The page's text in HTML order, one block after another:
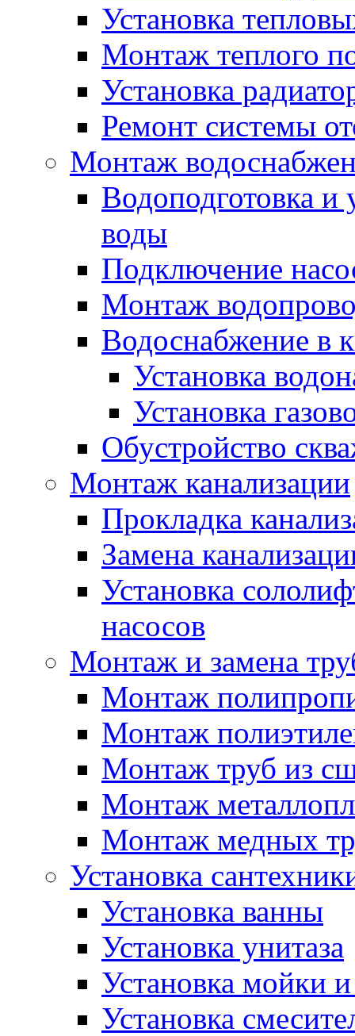
Установка
Монтаж теплого
Установка
Ремонт системы
Монтаж
Водоподготовка и
воды
Подключение
Монтаж
Водоснабжение в
Установка
Установка
Обустройство
Монтаж канализации
Прокладка
Замена
Установка
насосов
Монтаж и замена
Монтаж
Монтаж
Монтаж труб из
Монтаж
Монтаж медных
Установка
Установка ванны
Установка унитаза
Установка мойки
Установка